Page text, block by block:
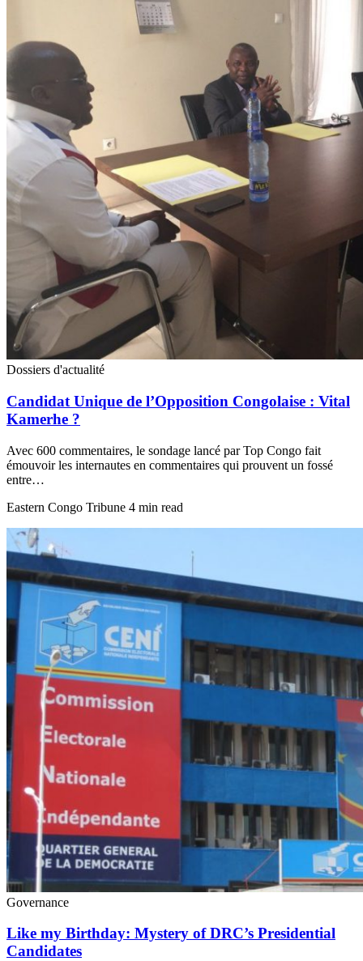
Dossiers d'actualité
Candidat Unique de l’Opposition Congolaise : Vital
Kamerhe ?
Avec 600 commentaires, le sondage lancé par Top Congo fait
émouvoir les internautes en commentaires qui prouvent un fossé
entre…
Eastern Congo Tribune 4 min read
Governance
Like my Birthday: Mystery of DRC’s Presidential
Candidates